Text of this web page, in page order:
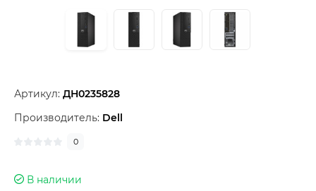
Артикул: ДН0235828
Производитель: Dell
0
В наличии